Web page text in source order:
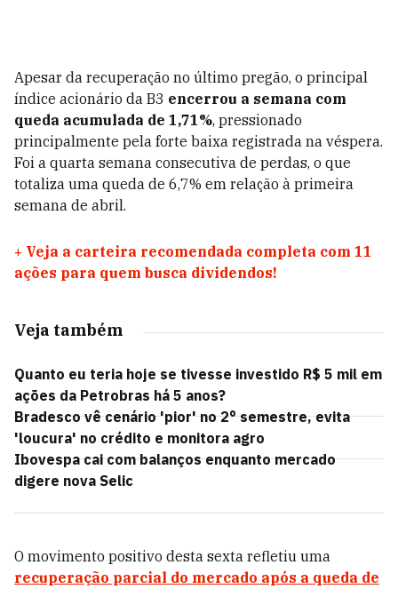
Apesar da recuperação no último pregão, o principal
índice acionário da B3 encerrou a semana com
queda acumulada de 1,71%, pressionado
principalmente pela forte baixa registrada na véspera.
Foi a quarta semana consecutiva de perdas, o que
totaliza uma queda de 6,7% em relação à primeira
semana de abril.
+ Veja a carteira recomendada completa com 11
ações para quem busca dividendos!
Veja também
Quanto eu teria hoje se tivesse investido R$ 5 mil em
ações da Petrobras há 5 anos?
Bradesco vê cenário 'pior' no 2° semestre, evita
'loucura' no crédito e monitora agro
Ibovespa cai com balanços enquanto mercado
digere nova Selic
O movimento positivo desta sexta refletiu uma
recuperação parcial do mercado após a queda de